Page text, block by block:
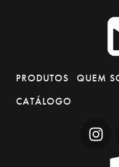
PRODUTOS QUEM
CATÁLOGO